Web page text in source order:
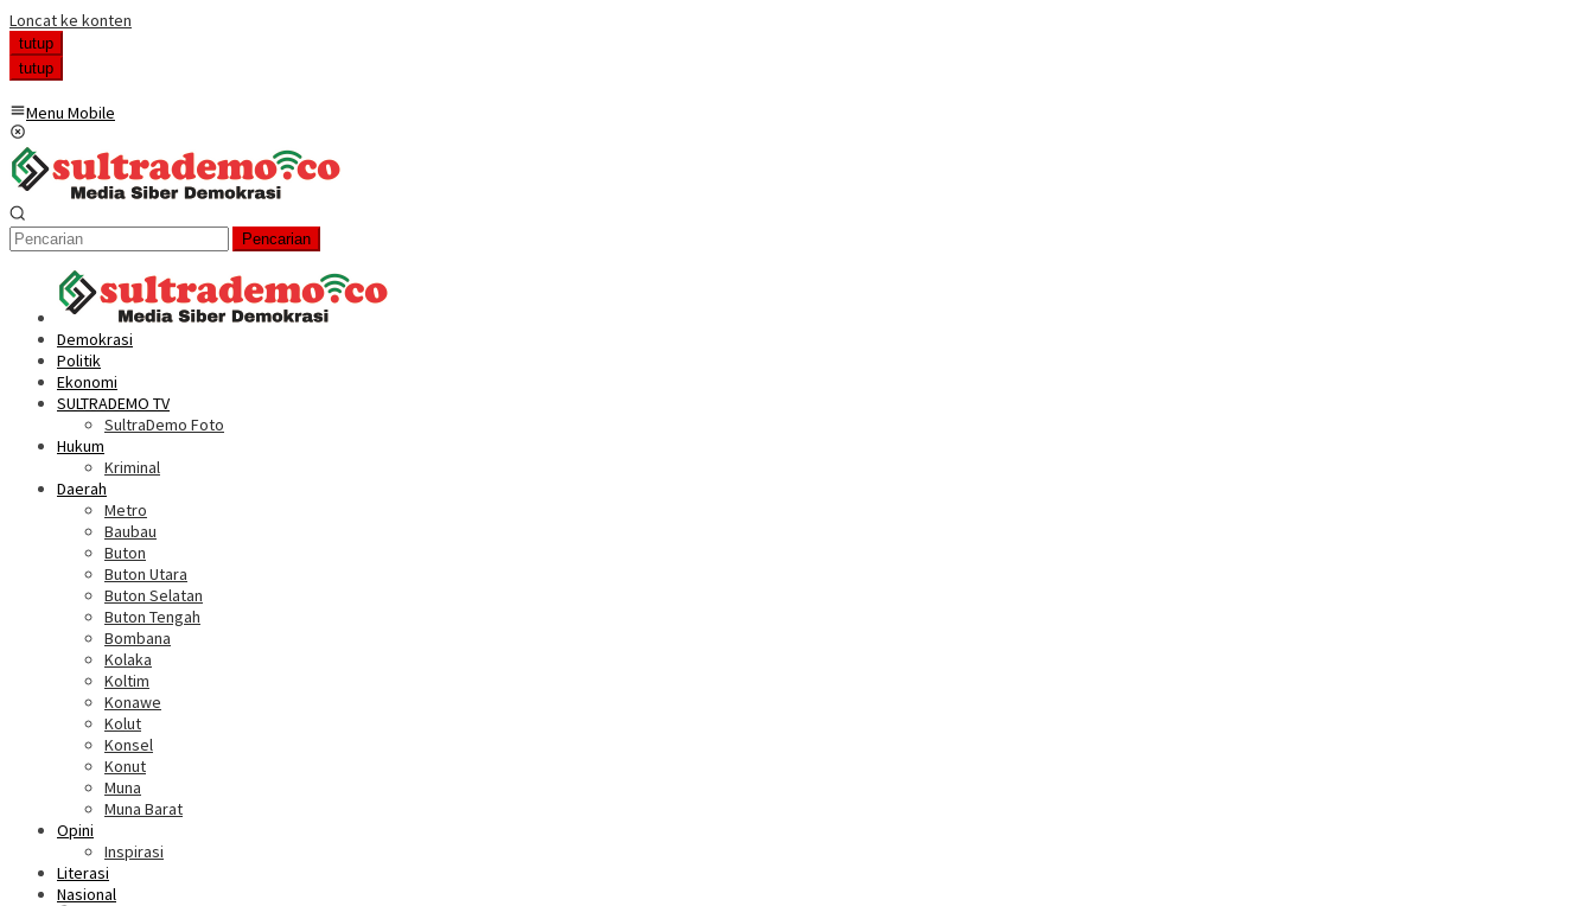
Loncat ke konten
tutup
tutup
Menu Mobile
Pencarian
Demokrasi
Politik
Ekonomi
SULTRADEMO TV
SultraDemo Foto
Hukum
Kriminal
Daerah
Metro
Baubau
Buton
Buton Utara
Buton Selatan
Buton Tengah
Bombana
Kolaka
Koltim
Konawe
Kolut
Konsel
Konut
Muna
Muna Barat
Opini
Inspirasi
Literasi
Nasional